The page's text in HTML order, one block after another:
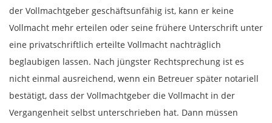
der Vollmachtgeber geschäftsunfähig ist, kann er keine
Vollmacht mehr erteilen oder seine frühere Unterschrift unter
eine privatschriftlich erteilte Vollmacht nachträglich
beglaubigen lassen. Nach jüngster Rechtsprechung ist es
nicht einmal ausreichend, wenn ein Betreuer später notariell
bestätigt, dass der Vollmachtgeber die Vollmacht in der
Vergangenheit selbst unterschrieben hat. Dann müssen